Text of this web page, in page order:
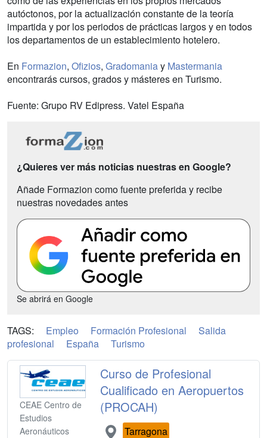
autóctonos, por la actualización constante de la teoría
impartida y por los periodos de prácticas largos y en todos
los departamentos de un establecimiento hotelero.
En Formazion, Ofizios, Gradomaniay Mastermania
encontrarás cursos, grados y másteres en Turismo.
Fuente: Grupo RV Edipress. Vatel España
¿Quieres ver más noticias nuestras en Google?
Añade Formazion como fuente preferida y recibe
nuestras novedades antes
Se abrirá en Google
TAGS: Empleo Formación Profesional
Salida
profesional
España Turismo
CEAE Centro de
Estudios
Aeronáuticos
Curso de Profesional
Cualificado en Aeropuertos
(PROCAH)
Tarragona